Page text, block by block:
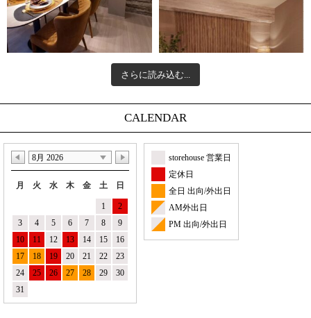
さらに読み込む...
CALENDAR
8月 2026
月 火 水 木 金 土 日
1
2
3
4 5 6 7 8
9
10
11 12 13 14 15
16
17
18 19 20 21 22
23
24
25 26 27 28 29
30
31
storehouse 営業日
定休日
全日 出向/外出日
AM外出日
PM 出向/外出日